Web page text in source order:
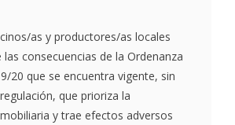
as y productores/as locales
consecuencias de la Ordenanza
20 que se encuentra vigente, sin
que prioriza la
y trae efectos adversos